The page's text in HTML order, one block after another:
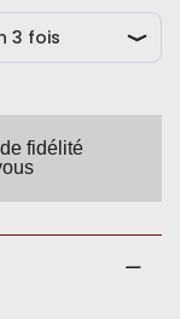
fidélité